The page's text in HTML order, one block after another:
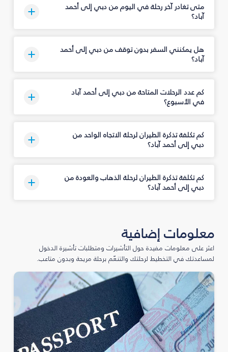
متى تغادر آخر رحلة في اليوم من دبي إلى أحمد
آباد؟
هل يمكنني السفر بدون توقف من دبي إلى أحمد
آباد؟
كم عدد الرحلات المتاحة من دبي إلى أحمد آباد
في الأسبوع؟
كم تكلفة تذكرة الطيران لرحلة الاتجاه الواحد من
دبي إلى أحمد آباد؟
كم تكلفة تذكرة الطيران لرحلة الذهاب والعودة من
دبي إلى أحمد آباد؟
معلومات إضافية
اعثر على معلومات مفيدة حول التأشيرات ومتطلبات تأشيرة الدخول
لمساعدتك في التخطيط لرحلتك والتنعّم برحلة مريحة وبدون متاعب.